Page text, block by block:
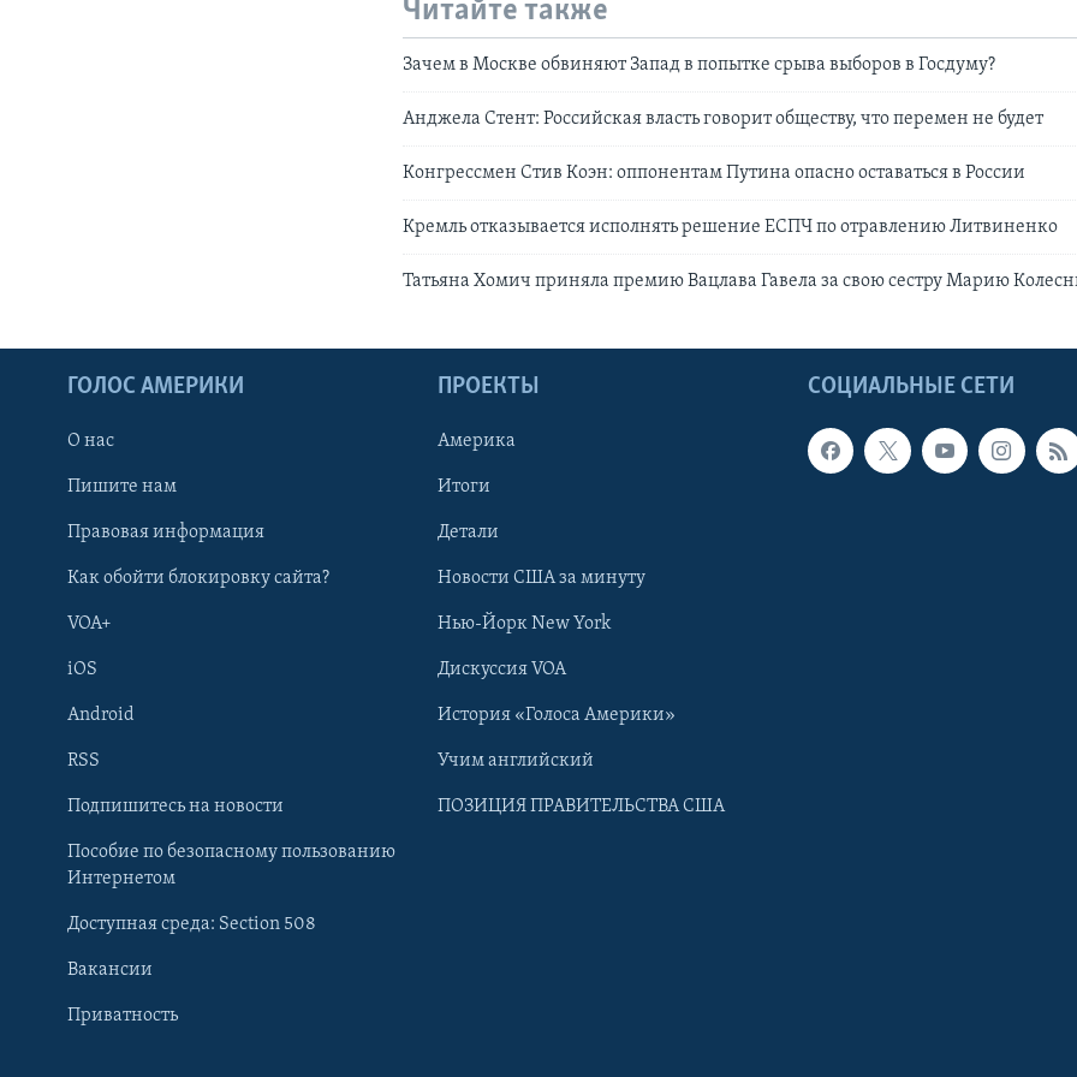
Learning English
Языки
Читайте также
Зачем в Москве обвиняют Запад в попытке срыва выборов в Госдуму?
Анджела Стент: Российская власть говорит обществу, что перемен не будет
Конгрессмен Стив Коэн: оппонентам Путина опасно оставаться в России
Кремль отказывается исполнять решение ЕСПЧ по отравлению Литвиненко
Татьяна Хомич приняла премию Вацлава Гавела за свою сестру Марию
СОЦИАЛЬНЫЕ СЕТИ
ГОЛОС АМЕРИКИ
О нас
Пишите нам
Правовая информация
Как обойти блокировку сайта?
VOA+
iOS
Android
RSS
Подпишитесь на новости
Пособие по безопасному пользованию
Интернетом
Доступная среда: Section 508
Вакансии
Приватность
ПРОЕКТЫ
Америка
Итоги
Детали
Новости США за минуту
Нью-Йорк New York
Дискуссия VOA
История «Голоса Америки»
Учим английский
ПОЗИЦИЯ ПРАВИТЕЛЬСТВА США